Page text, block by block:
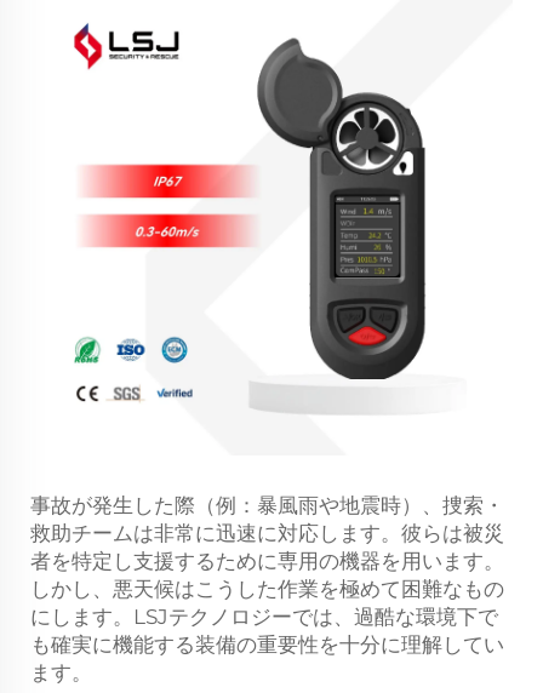
事故が発生した際（例：暴風雨や地震時）、捜索・
救助チームは非常に迅速に対応します。彼らは被災
者を特定し支援するために専用の機器を用います。
しかし、悪天候はこうした作業を極めて困難なもの
にします。LSJテクノロジーでは、過酷な環境下で
も確実に機能する装備の重要性を十分に理解してい
ます。